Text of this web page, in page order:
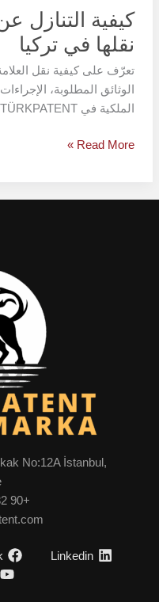
كيفية التنازل
نقلها في تركيا
تعرّف على كيفية نقل العلامة
الوثائق المطلوبة،
الملكية في TÜRKPATENT.
Read More »
No:12A İstanbul,
+90 532 689 48 18
Linkedin